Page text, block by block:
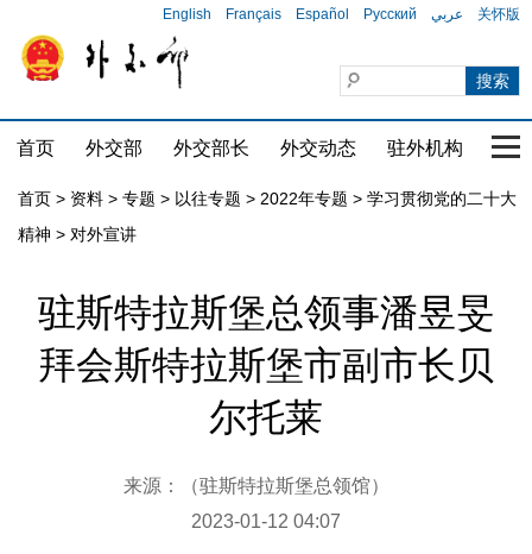
English Français Español Русский عربي 关怀版
首页 外交部 外交部长 外交动态 驻外机构 国
首页 > 资料 > 专题 > 以往专题 > 2022年专题 > 学习贯彻党的二十大
精神 > 对外宣讲
驻斯特拉斯堡总领事潘昱旻
拜会斯特拉斯堡市副市长贝
尔托莱
来源：（驻斯特拉斯堡总领馆）
2023-01-12 04:07